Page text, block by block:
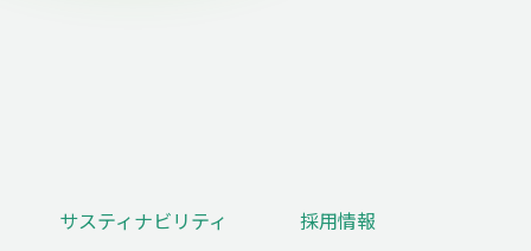
サスティナビリティ
採用情報